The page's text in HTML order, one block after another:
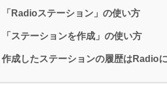
「Radioステーション」の使い方
「ステーションを作成」の使い方
作成したステーションの履歴はRadio